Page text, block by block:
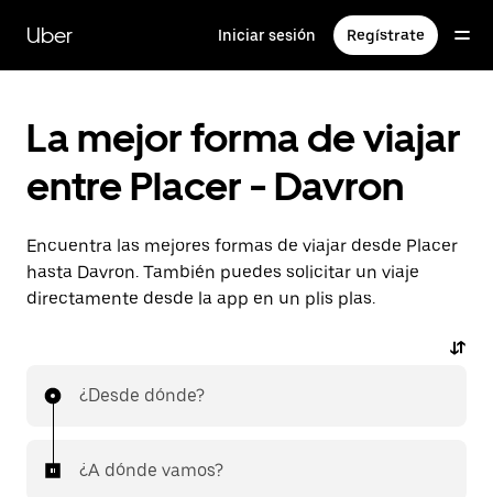
contenido
principal
Uber Iniciar sesión Regístrate
La mejor forma de viajar
entre Placer - Davron
Encuentra las mejores formas de viajar desde Placer
hasta Davron. También puedes solicitar un viaje
directamente desde la app en un plis plas.
¿Desde dónde?
¿A dónde vamos?